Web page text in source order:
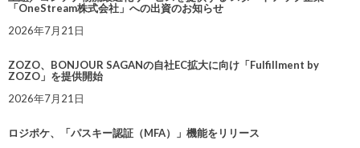
「OneStream株式会社」への出資のお知らせ
2026年7月21日
ZOZO、BONJOUR SAGANの自社EC拡大に向け「Fulfillment by
ZOZO」を提供開始
2026年7月21日
ロジポケ、「パスキー認証（MFA）」機能をリリース